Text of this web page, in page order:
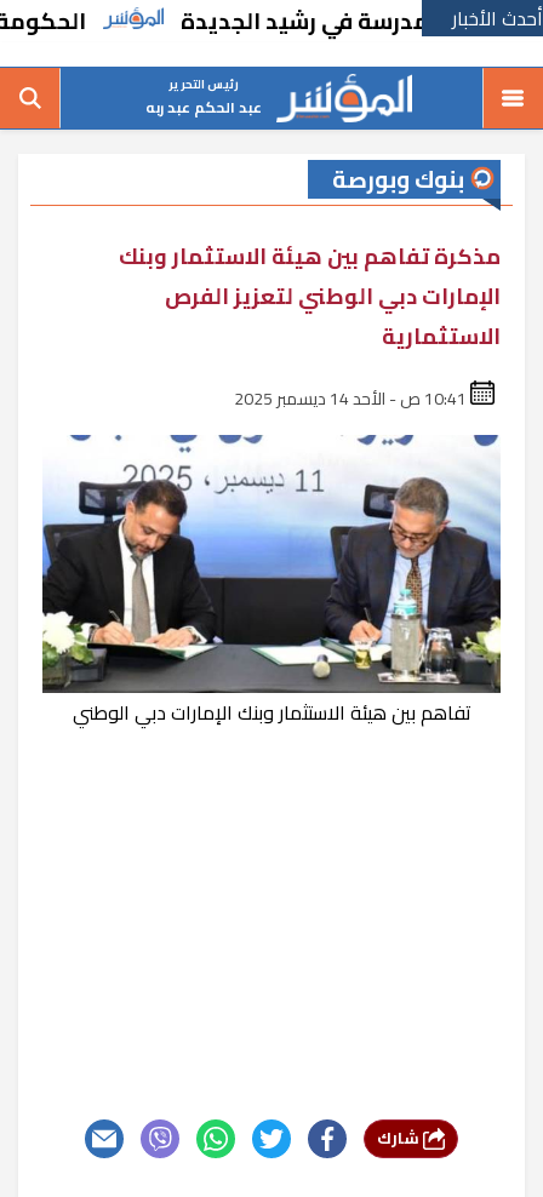
أحدث الأخبارمدرسة في رشيد الجديدة الحكومة تقر
رئيس التحرير
عبد الحكم عبد ربه
بنوك وبورصة
مذكرة تفاهم بين هيئة الاستثمار وبنك
الإمارات دبي الوطني لتعزيز الفرص
الاستثمارية
تفاهم بين هيئة الاستثمار وبنك الإمارات دبي الوطني